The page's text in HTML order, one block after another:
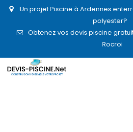
Un projet Piscine à Ardennes
polyester?
Obtenez vos devis piscine
Rocroi